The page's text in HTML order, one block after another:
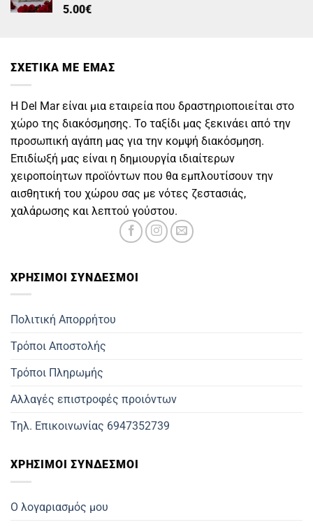
5.00€
ΣΧΕΤΙΚΑ ΜΕ ΕΜΑΣ
Η Del Mar είναι μια εταιρεία που δραστηριοποιείται στο
χώρο της διακόσμησης. Το ταξίδι μας ξεκινάει από την
προσωπική αγάπη μας για την κομψή διακόσμηση.
Επιδίωξή μας είναι η δημιουργία ιδιαίτερων
χειροποίητων προϊόντων που θα εμπλουτίσουν την
αισθητική του χώρου σας με νότες ζεστασιάς,
χαλάρωσης και λεπτού γούστου.
ΧΡΗΣΙΜOΙ ΣΥΝΔΕΣΜΟΙ
Πολιτική Απορρήτου
Τρόποι Αποστολής
Τρόποι Πληρωμής
Αλλαγές επιστροφές προιόντων
Τηλ. Επικοινωνίας 6947352739
ΧΡΗΣΙΜΟΙ ΣΥΝΔΕΣΜΟΙ
Ο λογαριασμός μου